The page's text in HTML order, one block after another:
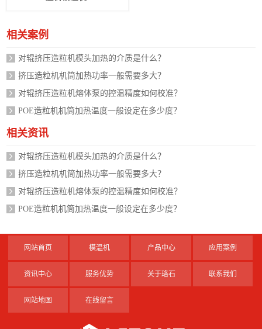
相关案例
对辊挤压造粒机模头加热的介质是什么？
挤压造粒机机筒加热功率一般需要多大？
对辊挤压造粒机熔体泵的控温精度如何校准？
POE造粒机机筒加热温度一般设定在多少度？
相关资讯
对辊挤压造粒机模头加热的介质是什么？
挤压造粒机机筒加热功率一般需要多大？
对辊挤压造粒机熔体泵的控温精度如何校准？
POE造粒机机筒加热温度一般设定在多少度？
网站首页 模温机 产品中心 应用案例
资讯中心 服务优势 关于珞石 联系我们
网站地图 在线留言